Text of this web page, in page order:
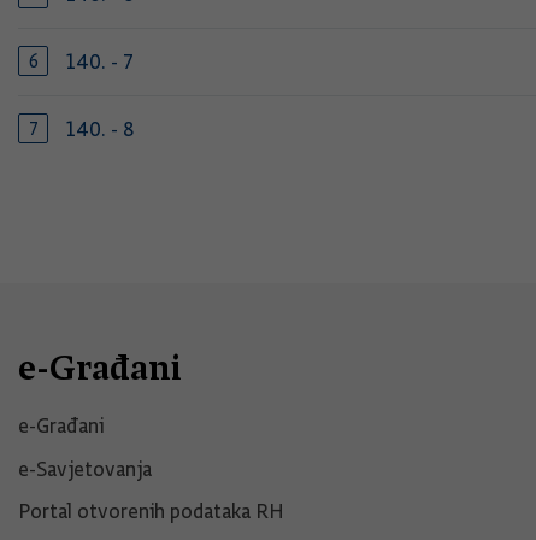
140. - 7
140. - 8
e-Građani
e-Građani
e-Savjetovanja
Portal otvorenih podataka RH